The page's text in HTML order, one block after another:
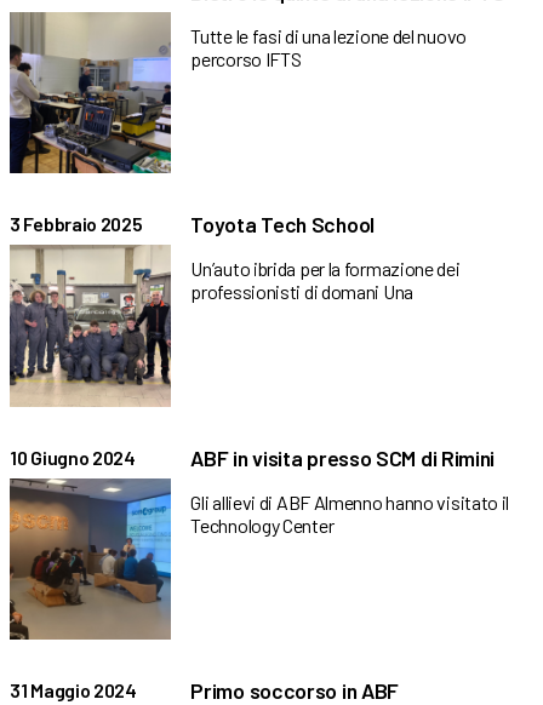
Tutte le fasi di una lezione del nuovo
percorso IFTS
3 Febbraio 2025 Toyota Tech School
Un’auto ibrida per la formazione dei
professionisti di domani Una
10 Giugno 2024 ABF in visita presso SCM di Rimini
Gli allievi di ABF Almenno hanno visitato il
Technology Center
31 Maggio 2024 Primo soccorso in ABF